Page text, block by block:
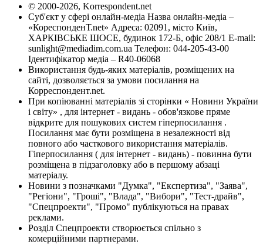
© 2000-2026, Korrespondent.net
Суб'єкт у сфері онлайн-медіа Назва онлайн-медіа –
«КореспонденТ.net» Адреса: 02091, місто Київ,
ХАРКІВСЬКЕ ШОСЕ, будинок 172-Б, офіс 208/1 E-mail:
sunlight@mediadim.com.ua Телефон: 044-205-43-00
Ідентифікатор медіа – R40-06068
Використання будь-яких матеріалів, розміщених на
сайті, дозволяється за умови посилання на
Корреспондент.net.
При копіюванні матеріалів зі сторінки « Новини України
і світу» , для інтернет - видань - обов'язкове пряме
відкрите для пошукових систем гіперпосилання .
Посилання має бути розміщена в незалежності від
повного або часткового використання матеріалів.
Гіперпосилання ( для інтернет - видань) - повинна бути
розміщена в підзаголовку або в першому абзаці
матеріалу.
Новини з позначками "Думка", "Експертиза", "Заява",
"Регіони", "Гроші", "Влада", "Вибори", "Тест-драйв",
"Спецпроекти", "Промо" публікуються на правах
реклами.
Розділ Спецпроекти створюється спільно з
комерційними партнерами.